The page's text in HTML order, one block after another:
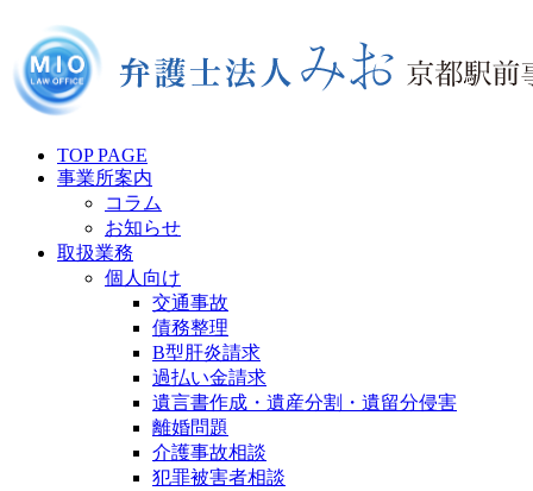
TOP PAGE
事業所案内
コラム
お知らせ
取扱業務
個人向け
交通事故
債務整理
B型肝炎請求
過払い金請求
遺言書作成・遺産分割・遺留分侵害
離婚問題
介護事故相談
犯罪被害者相談